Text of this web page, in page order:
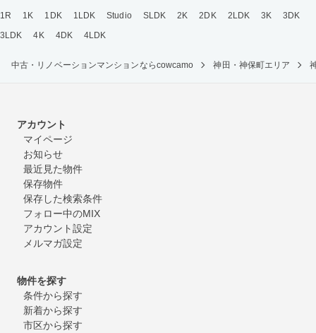
1R 1K 1DK 1LDK Studio SLDK 2K 2DK 2LDK 3K
3DK
3LDK
4K 4DK 4LDK
中古・リノベーションマンションならcowcamo 神田・神保町エリア
アカウント
マイページ
お知らせ
最近見た物件
保存物件
保存した検索条件
フォロー中のMIX
アカウント設定
メルマガ設定
物件を探す
条件から探す
新着から探す
市区から探す